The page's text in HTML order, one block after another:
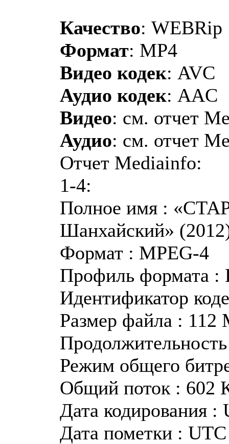
Качество: WEBRip
Формат: MP4
Видео кодек: AVC
Аудио кодек: AAC
Видео: см. отчет
Аудио: см. отчет
Отчет Mediainfo:
1-4:
Полное имя :
Шанхайский»
Формат : MPEG-4
Профиль формата :
Идентификатор
Размер файла : 112
Режим общего
Общий поток : 602
Дата кодирования
Дата пометки :